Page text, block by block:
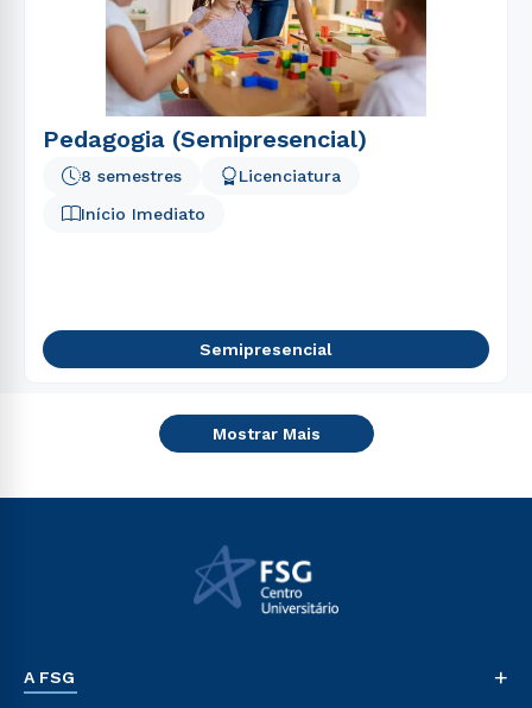
Pedagogia (Semipresencial)
8 semestres
Licenciatura
Início Imediato
Semipresencial
Mostrar Mais
A FSG +